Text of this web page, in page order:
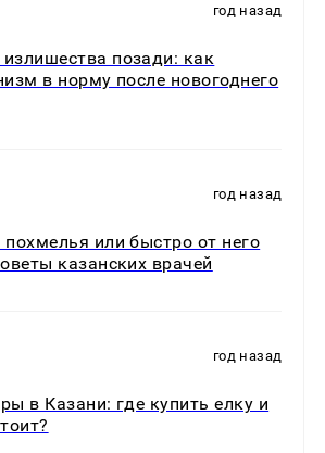
год назад
позади: как
в норму после новогоднего
год назад
или быстро от него
казанских врачей
год назад
в Казани: где купить елку и